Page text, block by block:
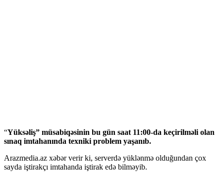
“Yüksəliş” müsabiqəsinin bu gün saat 11:00-da keçirilməli olan
sınaq imtahanında texniki problem yaşanıb.
Arazmedia.az xəbər verir ki, serverdə yüklənmə olduğundan çox
sayda iştirakçı imtahanda iştirak edə bilməyib.